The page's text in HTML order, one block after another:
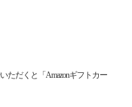
ただくと「Amazonギフトカー